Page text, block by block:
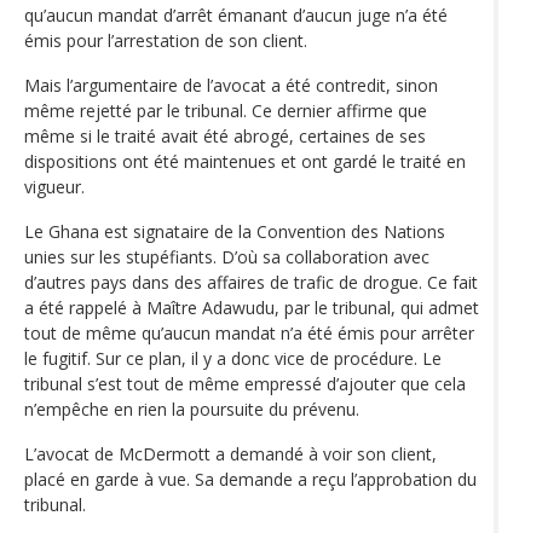
qu’aucun mandat d’arrêt émanant d’aucun juge n’a été
émis pour l’arrestation de son client.
Mais l’argumentaire de l’avocat a été contredit, sinon
même rejetté par le tribunal. Ce dernier affirme que
même si le traité avait été abrogé, certaines de ses
dispositions ont été maintenues et ont gardé le traité en
vigueur.
Le Ghana est signataire de la Convention des Nations
unies sur les stupéfiants. D’où sa collaboration avec
d’autres pays dans des affaires de trafic de drogue. Ce fait
a été rappelé à Maître Adawudu, par le tribunal, qui admet
tout de même qu’aucun mandat n’a été émis pour arrêter
le fugitif. Sur ce plan, il y a donc vice de procédure. Le
tribunal s’est tout de même empressé d’ajouter que cela
n’empêche en rien la poursuite du prévenu.
L’avocat de McDermott a demandé à voir son client,
placé en garde à vue. Sa demande a reçu l’approbation du
tribunal.